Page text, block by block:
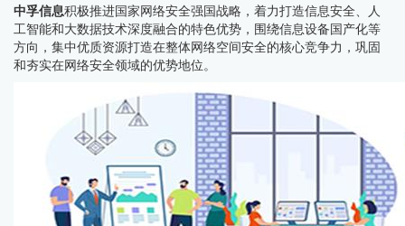
中孚信息积极推进国家网络安全强国战略，着力打造信息安全、人
工智能和大数据技术深度融合的特色优势，围绕信息设备国产化等
方向，集中优质资源打造在整体网络空间安全的核心竞争力，巩固
和夯实在网络安全领域的优势地位。